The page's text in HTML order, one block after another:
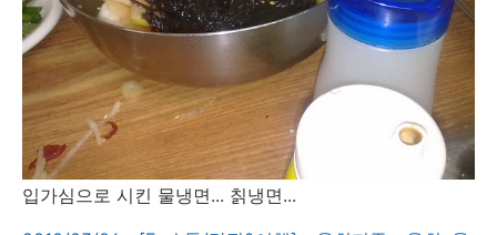
입가심으로 시킨 물냉면... 칡냉면...